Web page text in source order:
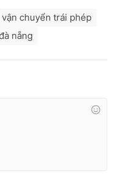
khi phát hành lại
vận chuyển trái phép
nẵng